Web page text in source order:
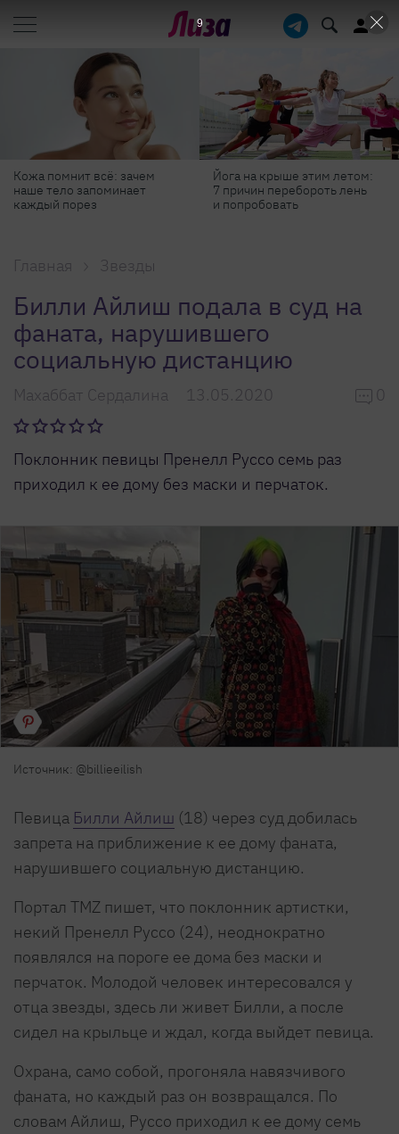
Йога на крыше этим летом:
7 причин перебороть лень
и попробовать
Готовь как шеф-повар: 6
профессиональных
секретов, которые помогут
Главная Звезды
Билли Айлиш подала в суд на
фаната, нарушившего
социальную дистанцию
Махаббат Сердалина 13.05.2020 0
Поклонник певицы Пренелл Руссо семь раз
приходил к ее дому без маски и перчаток.
Источник: @billieeilish
Певица Билли Айлиш (18) через суд добилась
запрета на приближение к ее дому фаната,
нарушившего социальную дистанцию.
Портал TMZ пишет, что поклонник артистки,
некий Пренелл Руссо (24), неоднократно
появлялся на пороге ее дома без маски и
перчаток. Молодой человек интересовался у
отца звезды, здесь ли живет Билли, а после
сидел на крыльце и ждал, когда выйдет певица.
Охрана, само собой, прогоняла навязчивого
фаната, но каждый раз он возвращался. По
словам Айлиш, Руссо приходил к ее дому семь
8